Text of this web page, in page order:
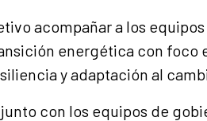
acompañar a los
energética con foco
y adaptación al
con los equipos de